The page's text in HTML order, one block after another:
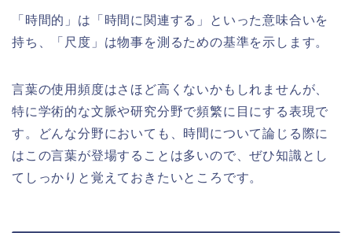
「時間的」は「時間に関連する」といった意味合いを
持ち、「尺度」は物事を測るための基準を示します。
言葉の使用頻度はさほど高くないかもしれませんが、
特に学術的な文脈や研究分野で頻繁に目にする表現で
す。どんな分野においても、時間について論じる際に
はこの言葉が登場することは多いので、ぜひ知識とし
てしっかりと覚えておきたいところです。